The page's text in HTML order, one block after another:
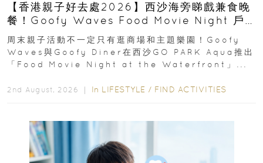
【香港親子好去處2026】西沙海旁睇戲兼食晚
餐！Goofy Waves Food Movie Night 戶
外影院逢週末登場
周末親子活動不一定只有逛商場和主題樂園！Goofy
Waves與Goofy Diner在西沙GO PARK Aqua推出
「Food Movie Night at the Waterfront」...
2nd August, 2026 ｜ In LIFESTYLE / FIND ACTIVITIES